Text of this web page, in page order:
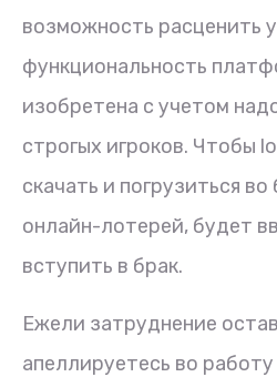
возможность расценить
функциональность
изобретена с учетом
строгых игроков. Чтобы
скачать и погрузиться
онлайн-лотерей, будет
вступить в брак.
Ежели затруднение
апеллируетесь во